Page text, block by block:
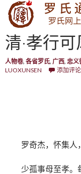
SKIP TO CONTENT
清·孝行
人物卷, 各省罗氏, 广西, 忠义
LUOXUNSEN
添加评论
罗奇杰，怀集人
少孤事母至孝。